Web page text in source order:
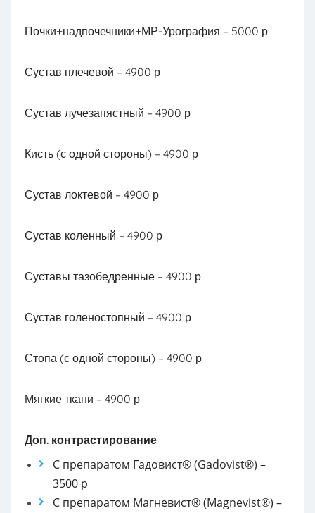
Почки+надпочечники+МР-Урография – 5000 р
Сустав плечевой – 4900 р
Сустав лучезапястный – 4900 р
Кисть (с одной стороны) – 4900 р
Сустав локтевой – 4900 р
Сустав коленный – 4900 р
Суставы тазобедренные – 4900 р
Сустав голеностопный – 4900 р
Стопа (с одной стороны) – 4900 р
Мягкие ткани – 4900 р
Доп. контрастирование
С препаратом Гадовист® (Gadovist®) –
3500 р
С препаратом Магневист® (Magnevist®) –